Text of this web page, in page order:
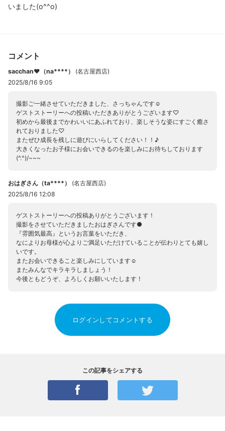
いました(o^^o)
コメント
sacchan♥（na****） (名古屋西店)
2025/8/16 9:05
撮影ご一緒させていただきました、さっちゃんです☺
ゲストストーリーへの投稿いただきありがとうございます♡
初めから最後までかわいいにあふれており、楽しそうな姿にすごく癒さ
れておりました♡
またぜひ成長を残しに遊びにいらしてください！！♪
大きくなったお子様にお会いできるのを楽しみにお待ちしております
(^.^)/~~~
おはぎさん（ta****） (名古屋西店)
2025/8/16 12:08
ゲストストーリーへの投稿ありがとうございます！
撮影をさせていただきましたおはぎさんです●
『雰囲気最高』というお言葉をいただき、
なによりお母様が心よりご満足いただけていることが伝わりとても嬉し
いです。
またお会いできること楽しみにしています☺
またみんなでキラキラしましょう！
今後ともどうぞ、よろしくお願いいたします！
ログインしてコメントする
この記事をシェアする